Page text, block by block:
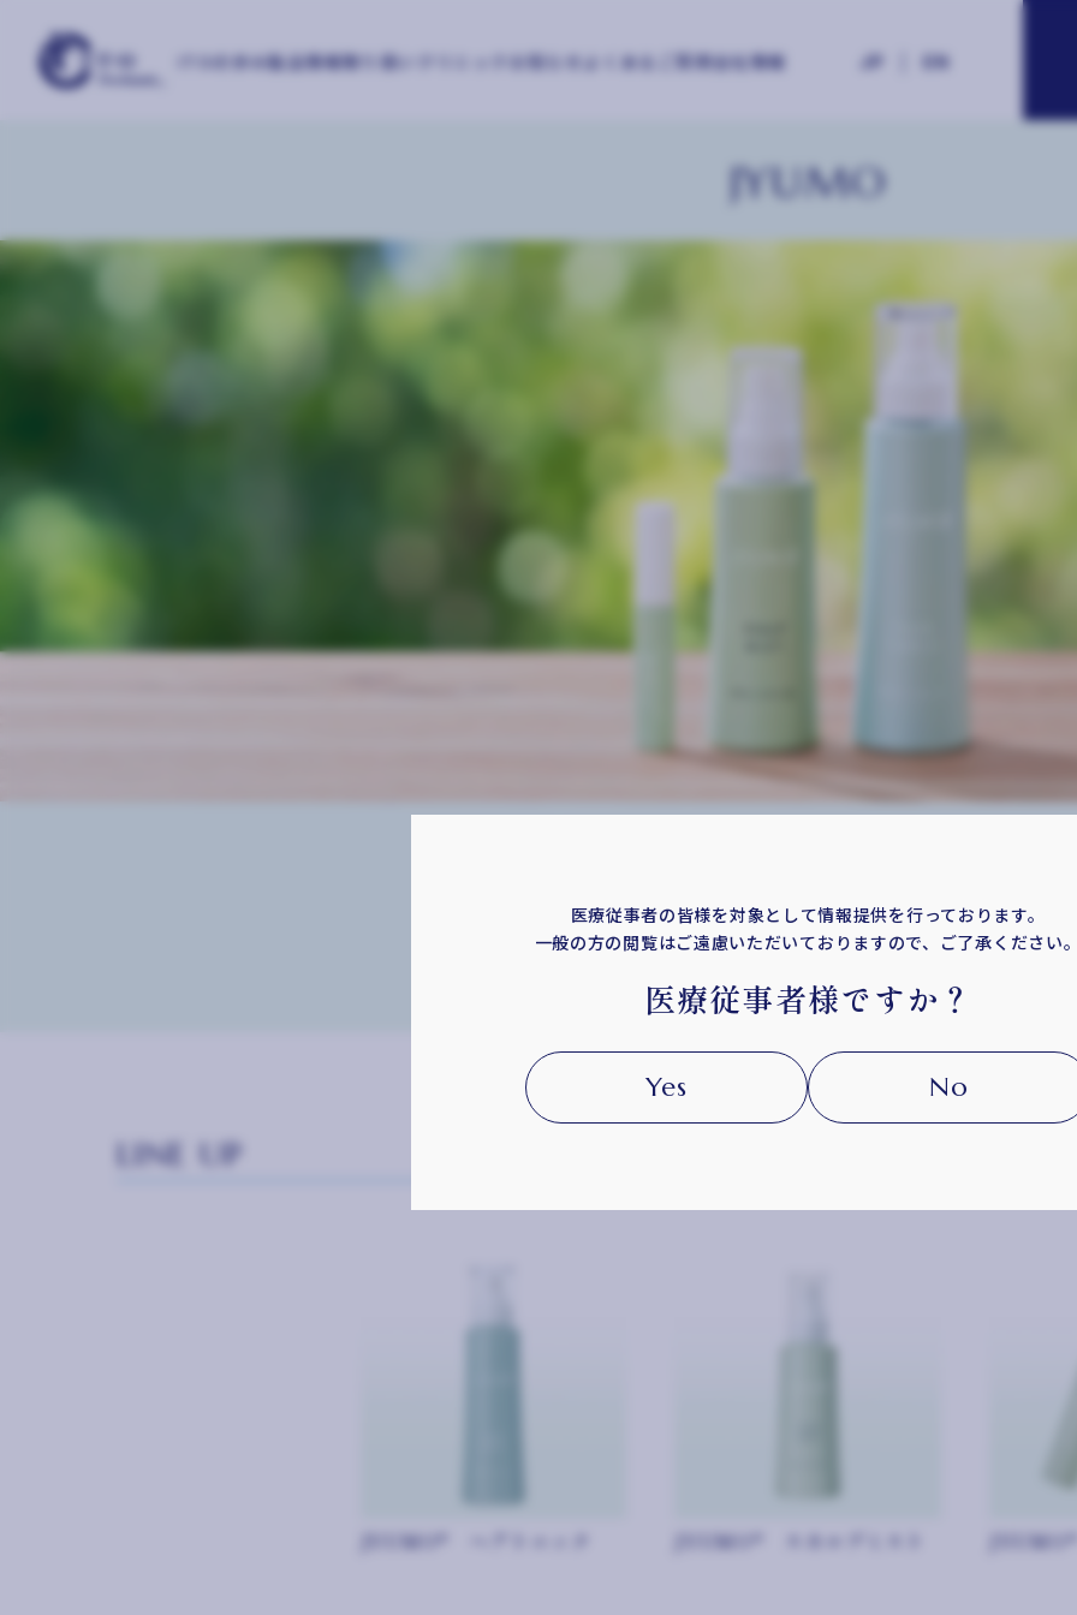
ITOの歩み製品情報取り扱いクリニック お知らせ よくあるご質問会社情報
JYUMO
JYUMO®シリーズ
LINE UP
JYUMO® ヘアトニック JYUMO® スカルプミスト
医療従事者の皆様を対象として情報提供を行っております。
一般の方の閲覧はご遠慮いただいておりますので、ご了承ください
医療従事者様ですか？
Yes No